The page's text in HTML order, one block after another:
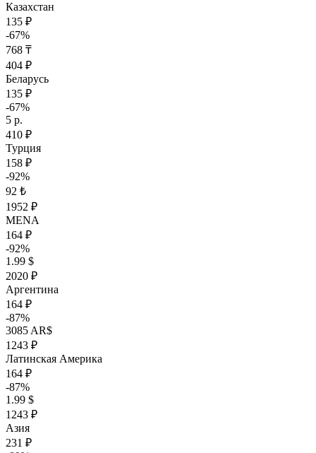
Казахстан
135 ₽
-67%
768 ₸
404 ₽
Беларусь
135 ₽
-67%
5 р.
410 ₽
Турция
158 ₽
-92%
92 ₺
1952 ₽
MENA
164 ₽
-92%
1.99 $
2020 ₽
Аргентина
164 ₽
-87%
3085 AR$
1243 ₽
Латинская Америка
164 ₽
-87%
1.99 $
1243 ₽
Азия
231 ₽